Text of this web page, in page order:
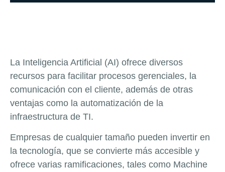
La Inteligencia Artificial (AI) ofrece diversos
recursos para facilitar procesos gerenciales, la
comunicación con el cliente, además de otras
ventajas como la automatización de la
infraestructura de TI.
Empresas de cualquier tamaño pueden invertir en
la tecnología, que se convierte más accesible y
ofrece varias ramificaciones, tales como Machine